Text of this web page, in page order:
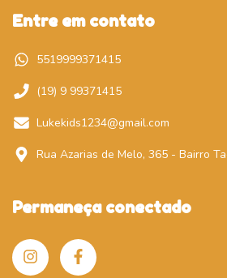
Entre em contato
5519999371415
(19) 9 99371415
Lukekids1234@gmail.com
Rua Azarias de Melo, 365 - Bairro
Permaneça conectado